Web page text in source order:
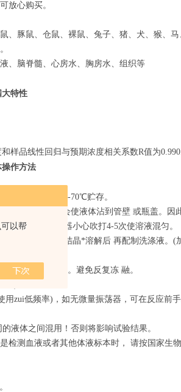
以帮
放心购买。
、豚鼠、仓鼠、裸鼠、兔子、猪、犬、猴、马
、脑脊髓、心房水、胸房水、组织等
特性
样品线性回归与预期浓度相关系数R值为0.990
作方法
后，将其放在-20～-70℃贮存。
可能的倒置，会使液体沾到管壁 或瓶盖。因
用前，请用移液器小心吹打4-5次使溶液混
微加热至40℃使结晶*溶解后 再配制洗涤液。
在-20～-70℃贮存。避免反复冻 融。
除外)。
用zui低频率)，如无微量振荡器，可在反应
的液体之间混用！否则将影响试验结果。
检测血液或者其他体液标本时， 请按国家